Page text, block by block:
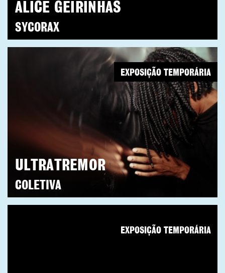
ALICE GEIRINHAS
SYCORAX
ULTRATREMOR
COLETIVA
EXPOSIÇÃO TEMPORÁRIA
EXPOSIÇÃO TEMPORÁRIA